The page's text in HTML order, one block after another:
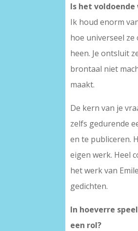
Is het
Ik houd enorm
hoe universeel
heen. Je ontsluit
brontaal niet
maakt.
De kern van je
zelfs gedurende
en te publiceren.
eigen werk. Heel
het werk van
gedichten.
In hoeverre
een rol?